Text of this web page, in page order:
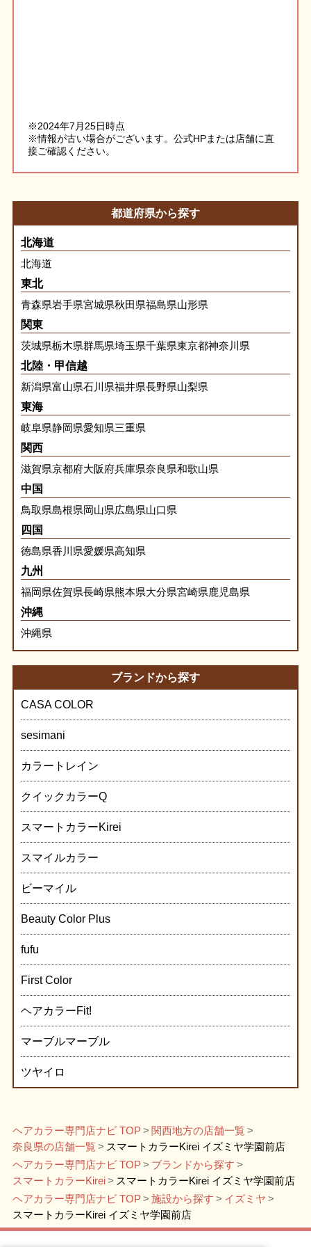
※2024年7月25日時点
※情報が古い場合がございます。公式HPまたは店舗に直
接ご確認ください。
都道府県から探す
北海道
北海道
東北
青森県岩手県宮城県秋田県福島県山形県
関東
茨城県栃木県群馬県埼玉県千葉県東京都神奈川県
北陸・甲信越
新潟県富山県石川県福井県長野県山梨県
東海
岐阜県静岡県愛知県三重県
関西
滋賀県京都府大阪府兵庫県奈良県和歌山県
中国
鳥取県島根県岡山県広島県山口県
四国
徳島県香川県愛媛県高知県
九州
福岡県佐賀県長崎県熊本県大分県宮崎県鹿児島県
沖縄
沖縄県
ブランドから探す
CASA COLOR
sesimani
カラートレイン
クイックカラーQ
スマートカラーKirei
スマイルカラー
ビーマイル
Beauty Color Plus
fufu
First Color
ヘアカラーFit!
マーブルマーブル
ツヤイロ
ヘアカラー専門店ナビ TOP
関西地方の店舗一覧
奈良県の店舗一覧
スマートカラーKirei イズミヤ学園前店
ヘアカラー専門店ナビ TOP
ブランドから探す
スマートカラーKirei
スマートカラーKirei イズミヤ学園前店
ヘアカラー専門店ナビ TOP
施設から探す
イズミヤ
スマートカラーKirei イズミヤ学園前店